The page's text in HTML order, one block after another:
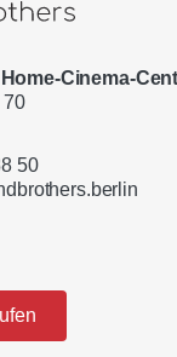
Cinema-
70
50